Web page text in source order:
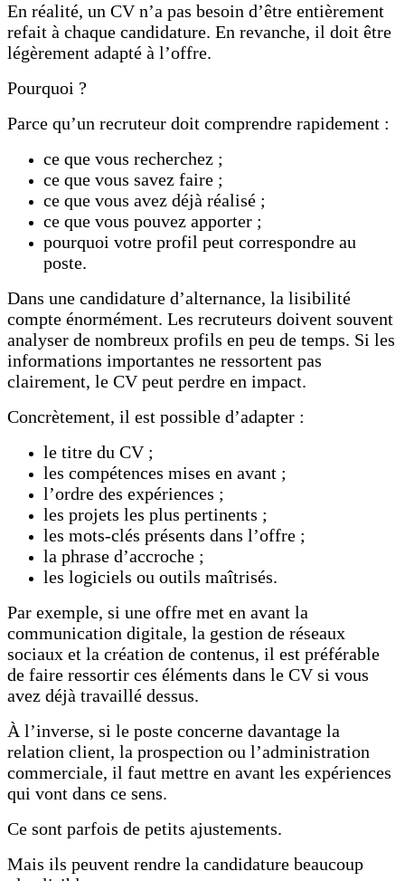
En réalité, un CV n’a pas besoin d’être entièrement
refait à chaque candidature. En revanche, il doit être
légèrement adapté à l’offre.
Pourquoi ?
Parce qu’un recruteur doit comprendre rapidement :
ce que vous recherchez ;
ce que vous savez faire ;
ce que vous avez déjà réalisé ;
ce que vous pouvez apporter ;
pourquoi votre profil peut correspondre au
poste.
Dans une candidature d’alternance, la lisibilité
compte énormément. Les recruteurs doivent souvent
analyser de nombreux profils en peu de temps. Si les
informations importantes ne ressortent pas
clairement, le CV peut perdre en impact.
Concrètement, il est possible d’adapter :
le titre du CV ;
les compétences mises en avant ;
l’ordre des expériences ;
les projets les plus pertinents ;
les mots-clés présents dans l’offre ;
la phrase d’accroche ;
les logiciels ou outils maîtrisés.
Par exemple, si une offre met en avant la
communication digitale, la gestion de réseaux
sociaux et la création de contenus, il est préférable
de faire ressortir ces éléments dans le CV si vous
avez déjà travaillé dessus.
À l’inverse, si le poste concerne davantage la
relation client, la prospection ou l’administration
commerciale, il faut mettre en avant les expériences
qui vont dans ce sens.
Ce sont parfois de petits ajustements.
Mais ils peuvent rendre la candidature beaucoup